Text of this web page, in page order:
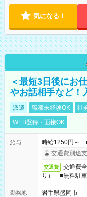
気になる！
＜最短3日後にお
やお話相手など！
派遣 職種未経験OK 社
WEB登録・面接OK
給与
時給1250円～
交通費別途
交通費
交通費
り） ■無料駐
勤務地
岩手県盛岡市